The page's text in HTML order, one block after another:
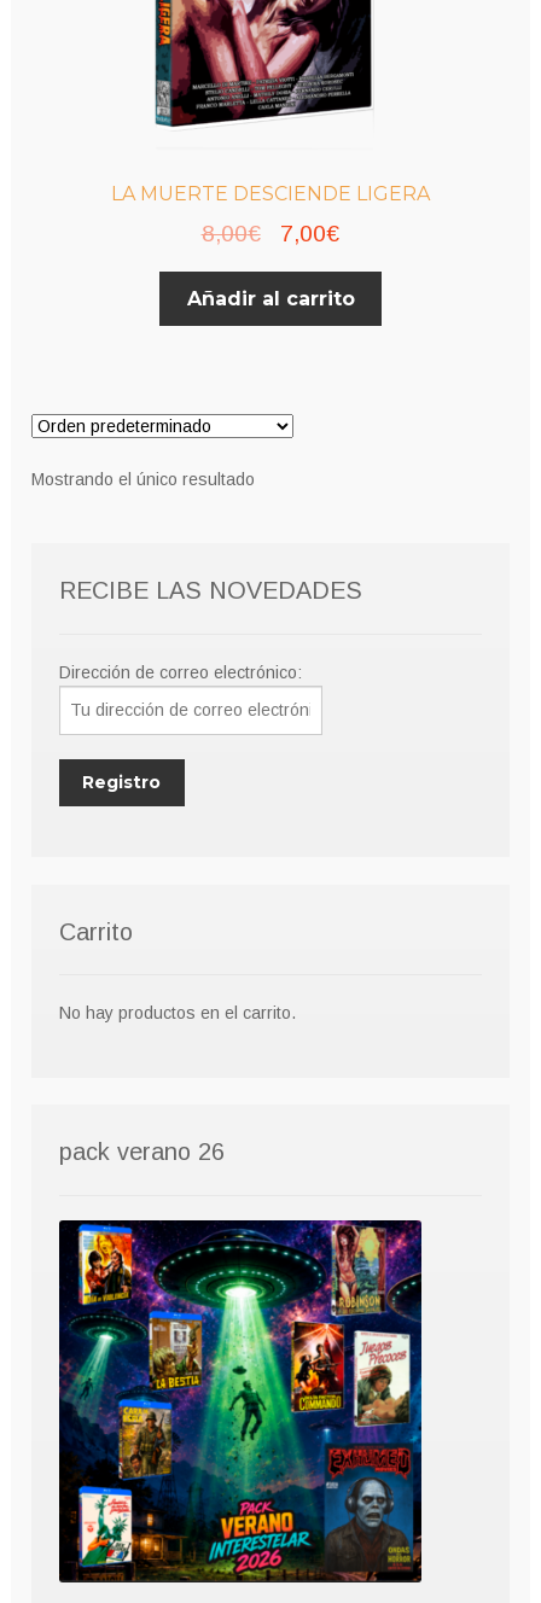
LA MUERTE DESCIENDE LIGERA
8,00€
El
precio
original
7,00€El
precio
actual
Añadir al carrito
Mostrando el único resultado
RECIBE LAS NOVEDADES
Dirección de correo electrónico:
Carrito
No hay productos en el carrito.
pack verano 26